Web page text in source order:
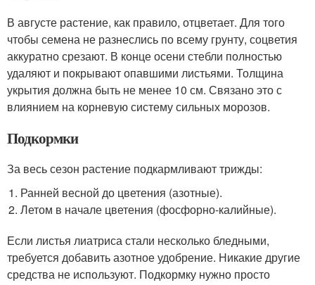
В августе растение, как правило, отцветает. Для того
чтобы семена не разнеслись по всему грунту, соцветия
аккуратно срезают. В конце осени стебли полностью
удаляют и покрывают опавшими листьями. Толщина
укрытия должна быть не менее 10 см. Связано это с
влиянием на корневую систему сильных морозов.
Подкормки
За весь сезон растение подкармливают трижды:
Ранней весной до цветения (азотные).
Летом в начале цветения (фосфорно-калийные).
Если листья лиатриса стали несколько бледными,
требуется добавить азотное удобрение. Никакие другие
средства не используют. Подкормку нужно просто